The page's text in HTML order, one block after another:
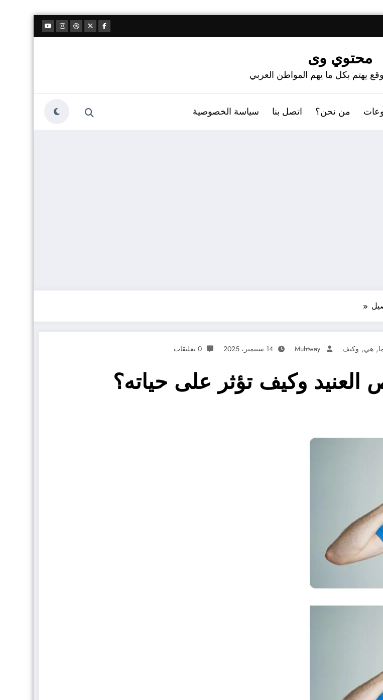
محتوي وى
يهتم بكل ما يهم المواطن العربي
من نحن؟ اتصل بنا سياسة الخصوصية
, هي, وكيف Muhtway 14 سبتمبر، 2025 0 تعليقات
وكيف تؤثر على حياته؟